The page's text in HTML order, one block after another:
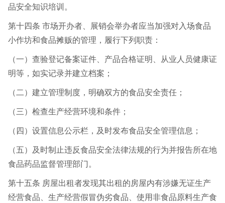
品安全知识培训。
第十四条 市场开办者、展销会举办者应当加强对入场食品
小作坊和食品摊贩的管理，履行下列职责：
（一）查验登记备案证件、产品合格证明、从业人员健康证
明等，如实记录并建立档案；
（二）建立管理制度，明确双方的食品安全责任；
（三）检查生产经营环境和条件；
（四）设置信息公示栏，及时发布食品安全管理信息；
（五）及时制止违反食品安全法律法规的行为并报告所在地
食品药品监督管理部门。
第十五条 房屋出租者发现其出租的房屋内有涉嫌无证生产
经营食品、生产经营假冒伪劣食品、使用非食品原料生产食